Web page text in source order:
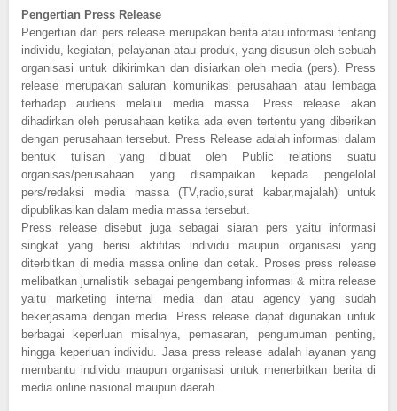
Pengertian Press Release
Pengertian dari pers release merupakan berita atau informasi tentang
individu, kegiatan, pelayanan atau produk, yang disusun oleh sebuah
organisasi untuk dikirimkan dan disiarkan oleh media (pers). Press
release merupakan saluran komunikasi perusahaan atau lembaga
terhadap audiens melalui media massa. Press release akan
dihadirkan oleh perusahaan ketika ada even tertentu yang diberikan
dengan perusahaan tersebut. Press Release adalah informasi dalam
bentuk tulisan yang dibuat oleh Public relations suatu
organisas/perusahaan yang disampaikan kepada pengelolal
pers/redaksi media massa (TV,radio,surat kabar,majalah) untuk
dipublikasikan dalam media massa tersebut.
Press release disebut juga sebagai siaran pers yaitu informasi
singkat yang berisi aktifitas individu maupun organisasi yang
diterbitkan di media massa online dan cetak. Proses press release
melibatkan jurnalistik sebagai pengembang informasi & mitra release
yaitu marketing internal media dan atau agency yang sudah
bekerjasama dengan media. Press release dapat digunakan untuk
berbagai keperluan misalnya, pemasaran, pengumuman penting,
hingga keperluan individu. Jasa press release adalah layanan yang
membantu individu maupun organisasi untuk menerbitkan berita di
media online nasional maupun daerah.